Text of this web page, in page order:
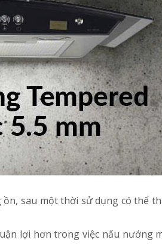
sau một thời sử dụng có thể
lợi hơn trong việc nấu